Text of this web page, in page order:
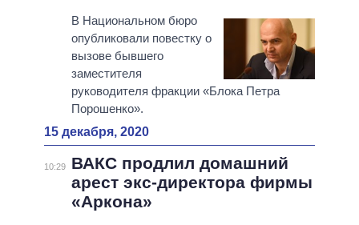
В Национальном бюро
опубликовали повестку о
вызове бывшего
заместителя
руководителя фракции «Блока Петра
Порошенко».
15 декабря, 2020
10:29
ВАКС продлил домашний
арест экс-директора фирмы
«Аркона»